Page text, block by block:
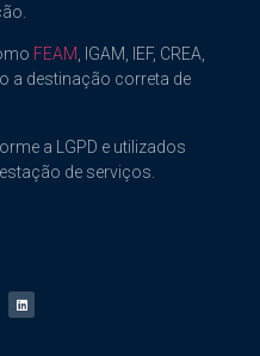
FEAM , IGAM, IEF, CREA,
a destinação correta de
a LGPD e utilizados
de serviços.